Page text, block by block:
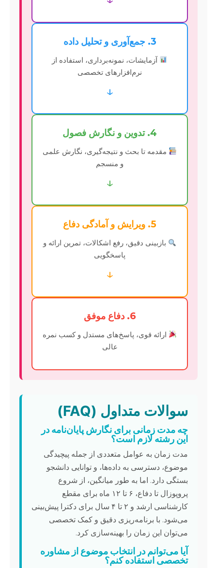
3. جمع‌آوری و تحلیل داده
آزمایشات، نمونه‌برداری، استفاده از
نرم‌افزارهای تخصصی
↓
4. تدوین و نگارش فصول
مقدمه تا بحث و نتیجه‌گیری، نگارش علمی
و منسجم
↓
5. ویرایش و آمادگی دفاع
بازبینی دقیق، رفع اشکالات، تمرین ارائه و
پاسخگویی
↓
6. دفاع موفق
ارائه قوی، پاسخ‌های مستدل و کسب نمره
عالی
سوالات متداول (FAQ)
چه مدت زمانی برای نگارش پایان‌نامه در
این رشته لازم است؟
مدت زمان به عوامل متعددی از جمله پیچیدگی
موضوع، دسترسی به داده‌ها، و توانایی دانشجو
بستگی دارد. اما به طور میانگین، از شروع
پروپوزال تا دفاع، ۶ تا ۱۲ ماه برای مقطع
کارشناسی ارشد و ۲ تا ۴ سال برای دکترا پیش‌بینی
می‌شود. با برنامه‌ریزی دقیق و کمک تخصصی
می‌توان این زمان را بهینه‌سازی کرد.
آیا می‌توانم در انتخاب موضوع از مشاوره
تخصصی استفاده کنم؟